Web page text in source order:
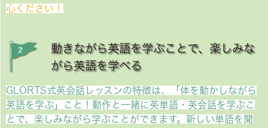
心ください！
動きながら英語を学ぶことで、楽しみな
がら英語を学べる
GLORTS式英会話レッスンの特徴は、「体を動かしながら
英語を学ぶ」こと！動作と一緒に英単語・英会話を学ぶこ
とで、楽しみながら学ぶことができます。新しい単語を聞